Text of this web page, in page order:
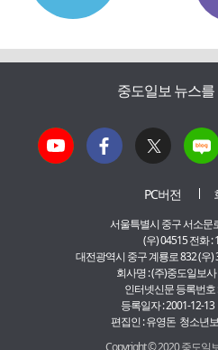
중도일보 뉴스
PC버전
서울특별시 중구 서소문
(우) 04515 전화 :
대전광역시 중구 계룡로 832 (우)
회사명 : (주)중도일보
인터넷신문 등록번호
등록일자 : 2001-12-
편집인 : 유영돈 청소년